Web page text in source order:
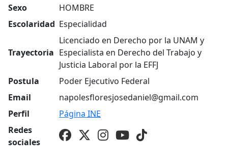
Sexo
HOMBRE
Escolaridad Especialidad
Trayectoria
Licenciado en Derecho por la UNAM y
Especialista en Derecho del Trabajo y
Justicia Laboral por la EFFJ
Postula
Poder Ejecutivo Federal
Email
napolesfloresjosedaniel@gmail.com
Perfil
Página INE
Redes
sociales